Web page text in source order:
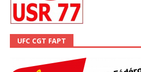
UFC CGT FAPT